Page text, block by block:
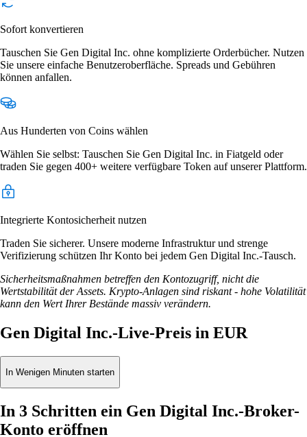
Sofort konvertieren
Tauschen Sie Gen Digital Inc. ohne komplizierte Orderbücher. Nutzen
Sie unsere einfache Benutzeroberfläche. Spreads und Gebühren
können anfallen.
Aus Hunderten von Coins wählen
Wählen Sie selbst: Tauschen Sie Gen Digital Inc. in Fiatgeld oder
traden Sie gegen 400+ weitere verfügbare Token auf unserer Plattform.
Integrierte Kontosicherheit nutzen
Traden Sie sicherer. Unsere moderne Infrastruktur und strenge
Verifizierung schützen Ihr Konto bei jedem Gen Digital Inc.-Tausch.
Sicherheitsmaßnahmen betreffen den Kontozugriff, nicht die
Wertstabilität der Assets. Krypto-Anlagen sind riskant - hohe Volatilität
kann den Wert Ihrer Bestände massiv verändern.
Gen Digital Inc.-Live-Preis in EUR
In Wenigen Minuten starten
In 3 Schritten ein Gen Digital Inc.-Broker-
Konto eröffnen